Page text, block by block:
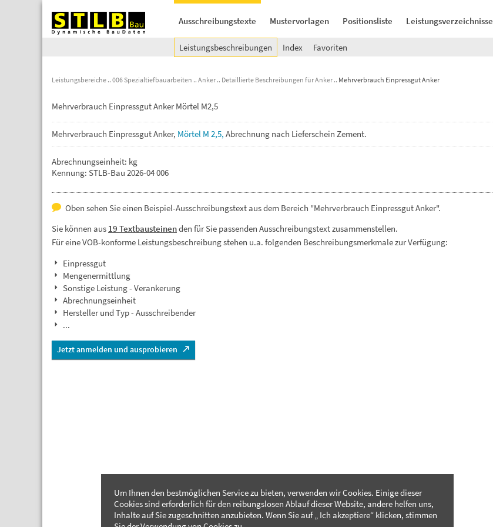
Ausschreibungstexte Mustervorlagen Positionsliste Leistungsverzeichnisse
Leistungsbeschreibungen Index Favoriten
Leistungsbereiche 006 Spezialtiefbauarbeiten Anker Detaillierte Beschreibungen für Anker Mehrverbrauch Einpressgut Anker
Mehrverbrauch Einpressgut Anker Mörtel M2,5
Mehrverbrauch EinpressgutAnker, Mörtel M 2,5, Abrechnung nach Lieferschein Zement.
Abrechnungseinheit: kg
Kennung: STLB-Bau 2026-04 006
Oben sehen Sie einen Beispiel-Ausschreibungstext aus dem Bereich "Mehrverbrauch Einpressgut Anker".
Sie können aus 19 Textbausteinenden für Sie passenden Ausschreibungstext zusammenstellen.
Für eine VOB-konforme Leistungsbeschreibung stehen u.a. folgenden Beschreibungsmerkmale zur Verfügung:
Einpressgut
Mengenermittlung
Sonstige Leistung - Verankerung
Abrechnungseinheit
Hersteller und Typ - Ausschreibender
...
Jetzt anmelden und ausprobieren
Um Ihnen den bestmöglichen Service zu bieten, verwenden wir Cookies. Einige dieser
Cookies sind erforderlich für den reibungslosen Ablauf dieser Website, andere helfen uns,
Inhalte auf Sie zugeschnitten anzubieten. Wenn Sie auf „ Ich akzeptiere“ klicken, stimmen